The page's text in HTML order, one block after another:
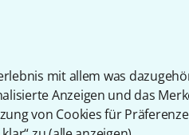
mit allem was
Anzeigen und das
von Cookies für